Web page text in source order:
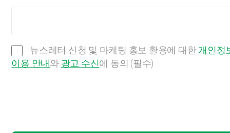
뉴스레터 신청 및 마케팅 홍보 활용에 대한개인정
이용 안내 와 광고 수신에 동의 (필수)